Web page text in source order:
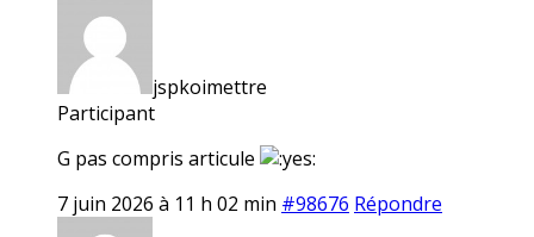
jspkoimettre
Participant
G pas compris articule
7 juin 2026 à 11 h 02 min #98676 Répondre